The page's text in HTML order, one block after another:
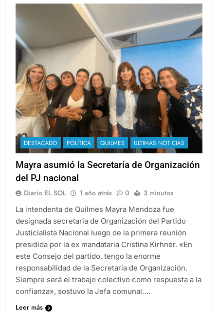
DESTACADO POLÍTICA QUILMES ULTIMAS NOTICIAS
Mayra asumió la Secretaría de Organización
del PJ nacional
Diario EL SOL 1 año atrás 0 3 minutos
La intendenta de Quilmes Mayra Mendoza fue
designada secretaria de Organización del Partido
Justicialista Nacional luego de la primera reunión
presidida por la ex mandataria Cristina Kirhner. «En
este Consejo del partido, tengo la enorme
responsabilidad de la Secretaría de Organización.
Siempre será el trabajo colectivo como respuesta a la
confianza», sostuvo la Jefa comunal….
Leer más